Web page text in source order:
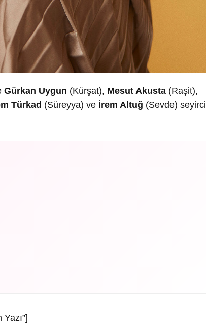
Gürkan Uygun (Kürşat), Mesut Akusta (Raşit),
Türkad (Süreyya) ve İrem Altuğ (Sevde) seyirci